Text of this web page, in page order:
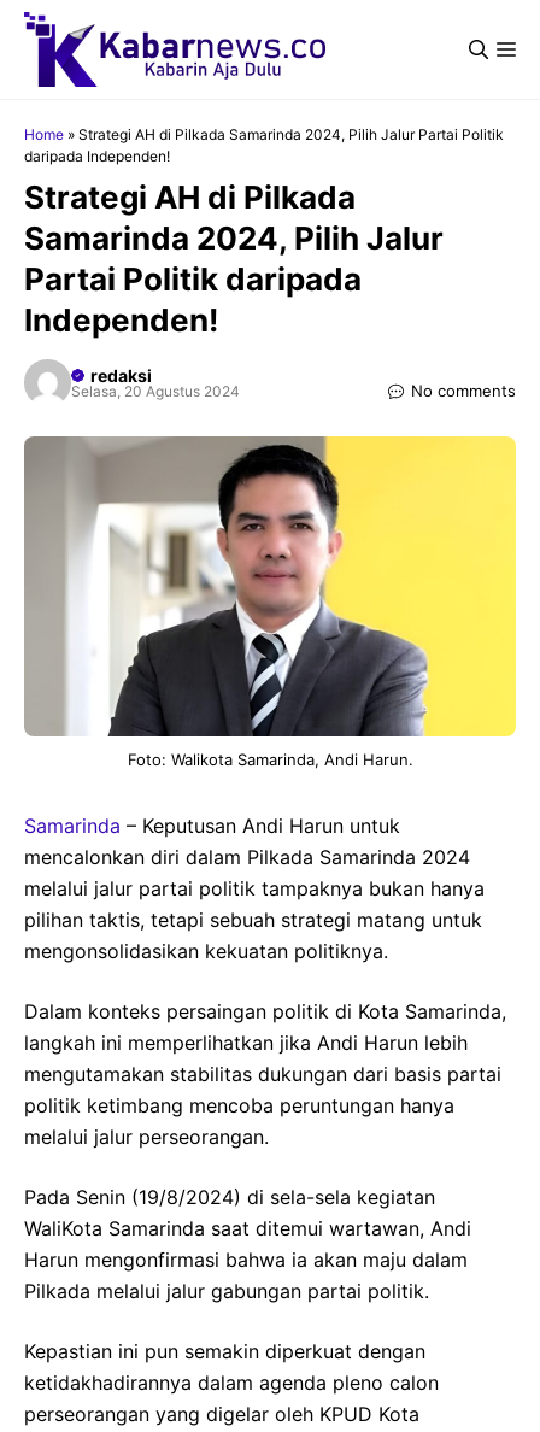
Langsung
Home » Strategi AH di Pilkada Samarinda 2024, Pilih Jalur Partai Politik
daripada Independen!
Strategi AH di Pilkada
Samarinda 2024, Pilih Jalur
Partai Politik daripada
Independen!
redaksi
Selasa, 20 Agustus 2024 No comments
Foto: Walikota Samarinda, Andi Harun.
Samarinda – Keputusan Andi Harun untuk
mencalonkan diri dalam Pilkada Samarinda 2024
melalui jalur partai politik tampaknya bukan hanya
pilihan taktis, tetapi sebuah strategi matang untuk
mengonsolidasikan kekuatan politiknya.
Dalam konteks persaingan politik di Kota Samarinda,
langkah ini memperlihatkan jika Andi Harun lebih
mengutamakan stabilitas dukungan dari basis partai
politik ketimbang mencoba peruntungan hanya
melalui jalur perseorangan.
Pada Senin (19/8/2024) di sela-sela kegiatan
WaliKota Samarinda saat ditemui wartawan, Andi
Harun mengonfirmasi bahwa ia akan maju dalam
Pilkada melalui jalur gabungan partai politik.
Kepastian ini pun semakin diperkuat dengan
ketidakhadirannya dalam agenda pleno calon
perseorangan yang digelar oleh KPUD Kota